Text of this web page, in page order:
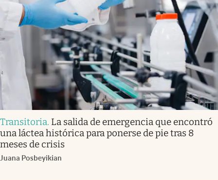
Transitoria. La salida de emergencia que encontró
una láctea histórica para ponerse de pie tras 8
meses de crisis
Juana Posbeyikian